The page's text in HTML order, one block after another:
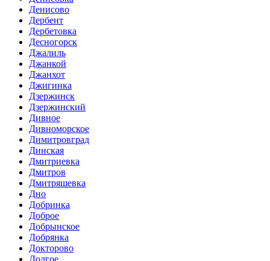
Денисово
Дербент
Дербетовка
Десногорск
Джалиль
Джанкой
Джанхот
Джигинка
Дзержинск
Дзержинский
Дивное
Дивноморское
Димитровград
Динская
Дмитриевка
Дмитров
Дмитряшевка
Дно
Добринка
Доброе
Добрынское
Добрянка
Докторово
Долгое